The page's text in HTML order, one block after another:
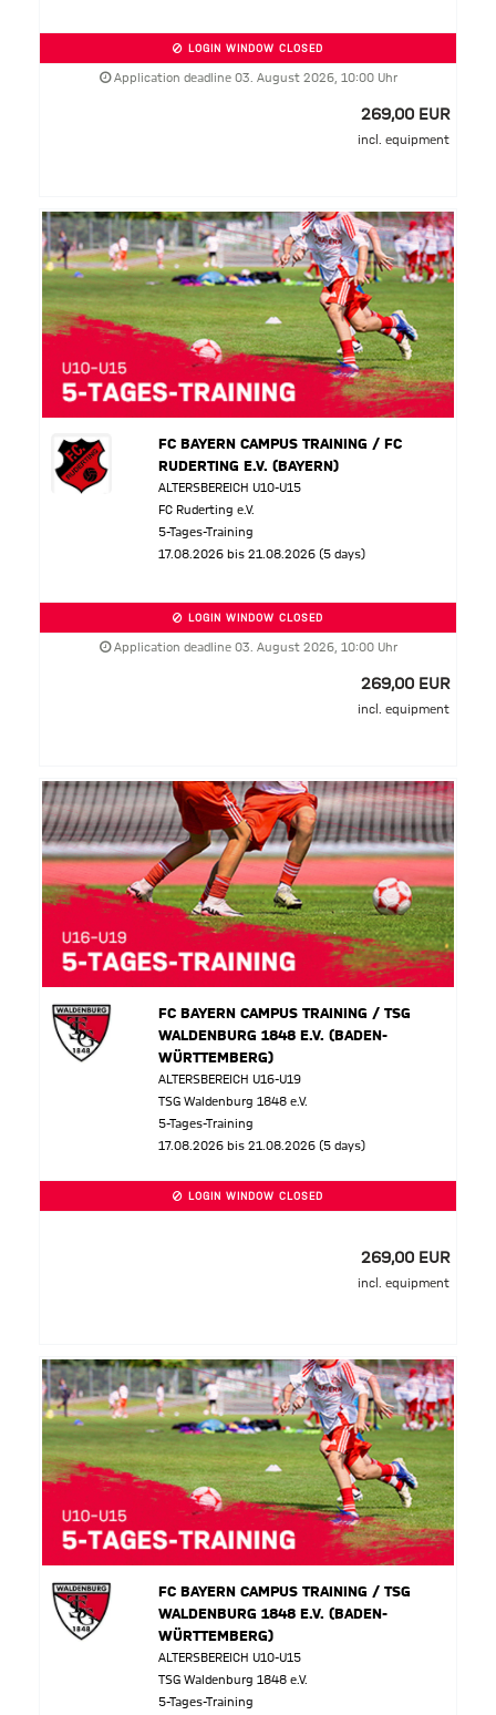
LOGIN WINDOW CLOSED
Application deadline 03. August 2026, 10:00 Uhr
269,00 EUR
incl. equipment
FC BAYERN CAMPUS TRAINING / FC
RUDERTING E.V. (BAYERN)
ALTERSBEREICH U10-U15
FC Ruderting e.V.
5-Tages-Training
17.08.2026 bis 21.08.2026 (5 days)
LOGIN WINDOW CLOSED
Application deadline 03. August 2026, 10:00 Uhr
269,00 EUR
incl. equipment
FC BAYERN CAMPUS TRAINING / TSG
WALDENBURG 1848 E.V. (BADEN-
WÜRTTEMBERG)
ALTERSBEREICH U16-U19
TSG Waldenburg 1848 e.V.
5-Tages-Training
17.08.2026 bis 21.08.2026 (5 days)
LOGIN WINDOW CLOSED
269,00 EUR
incl. equipment
FC BAYERN CAMPUS TRAINING / TSG
WALDENBURG 1848 E.V. (BADEN-
WÜRTTEMBERG)
ALTERSBEREICH U10-U15
TSG Waldenburg 1848 e.V.
5-Tages-Training